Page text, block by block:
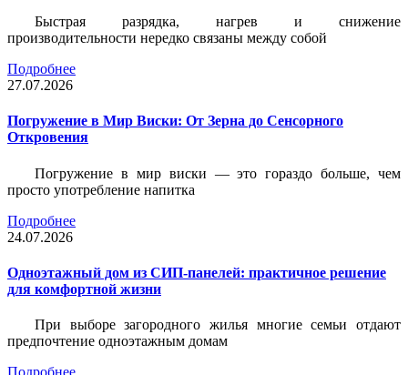
Быстрая разрядка, нагрев и снижение
производительности нередко связаны между собой
Подробнее
27.07.2026
Погружение в Мир Виски: От Зерна до Сенсорного
Откровения
Погружение в мир виски — это гораздо больше, чем
просто употребление напитка
Подробнее
24.07.2026
Одноэтажный дом из СИП-панелей: практичное решение
для комфортной жизни
При выборе загородного жилья многие семьи отдают
предпочтение одноэтажным домам
Подробнее